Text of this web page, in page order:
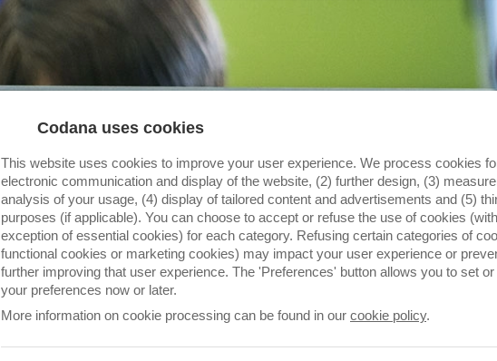
Codana uses cookies
This website uses cookies to improve your user experience. We process cookies
electronic communication and display of the website, (2) further design, (3)
analysis of your usage, (4) display of tailored content and advertisements and (5)
purposes (if applicable). You can choose to accept or refuse the use of cookies
exception of essential cookies) for each category. Refusing certain categories of
functional cookies or marketing cookies) may impact your user experience or
further improving that user experience. The 'Preferences' button allows you to set
your preferences now or later.
More information on cookie processing can be found in our cookie policy.